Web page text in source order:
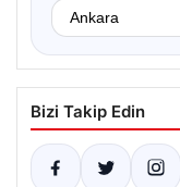
Bizi Takip Edin